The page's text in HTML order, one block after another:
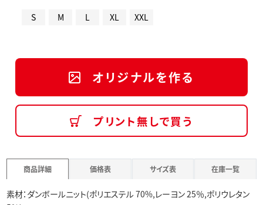
S M L XL XXL
オリジナルを作る
プリント無しで買う
商品詳細 価格表 サイズ表 在庫一覧
素材：ダンボールニット(ポリエステル 70%,レーヨン 25％,ポリウレタン